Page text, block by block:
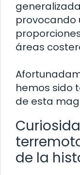
provocando
áreas
hemos sido
de esta
de la